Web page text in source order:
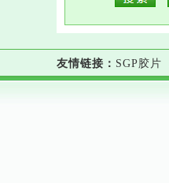
友情链接： SGP胶片